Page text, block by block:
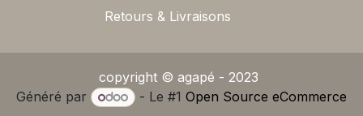
Retours & Livraisons
copyright © agapé - 2023
Généré par
- Le #1 Open Source eCommerce